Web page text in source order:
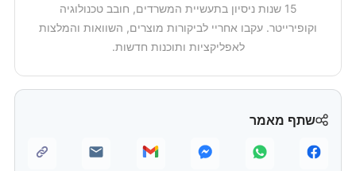
שתף מאמר
15 שנות ניסיון בתעשיית המשרדים, חובב טכנולוגיה
וקופירייטר. עקבו אחריי לביקורות מוצרים, השוואות והמלצות
לאפליקציות ותוכנות חדשות.